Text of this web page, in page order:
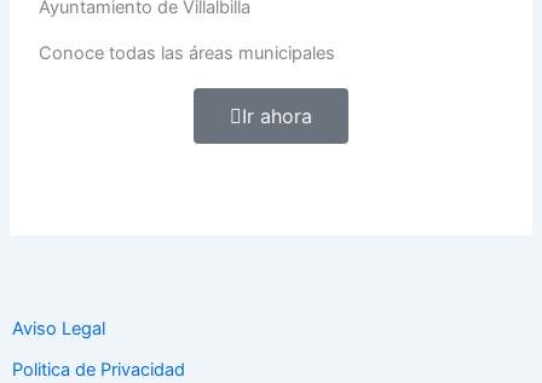
Ayuntamiento de Villalbilla
Conoce todas las áreas municipales
Ir ahora
Aviso Legal
Politica de Privacidad